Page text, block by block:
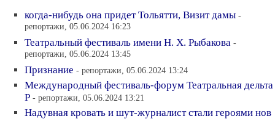
когда-нибудь она придет Тольятти, Визит дамы -
репортажи, 05.06.2024 16:23
Театральный фестиваль имени Н. Х. Рыбакова -
репортажи, 05.06.2024 13:45
Признание - репортажи, 05.06.2024 13:24
Международный фестиваль-форум Театральная дельта
Р - репортажи, 05.06.2024 13:21
Надувная кровать и шут-журналист стали героями нов